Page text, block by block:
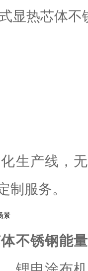
化生产线，
制服务。
景
不锈钢能